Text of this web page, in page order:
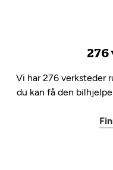
Vi har 276 verksteder
du kan få den